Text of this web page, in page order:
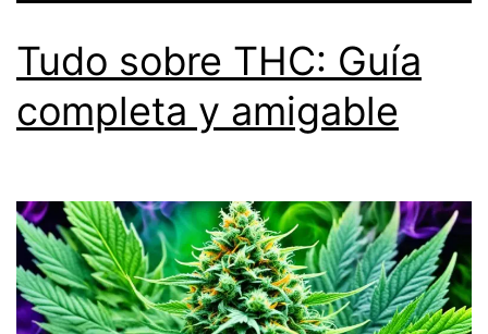
Tudo sobre THC: Guía
completa y amigable